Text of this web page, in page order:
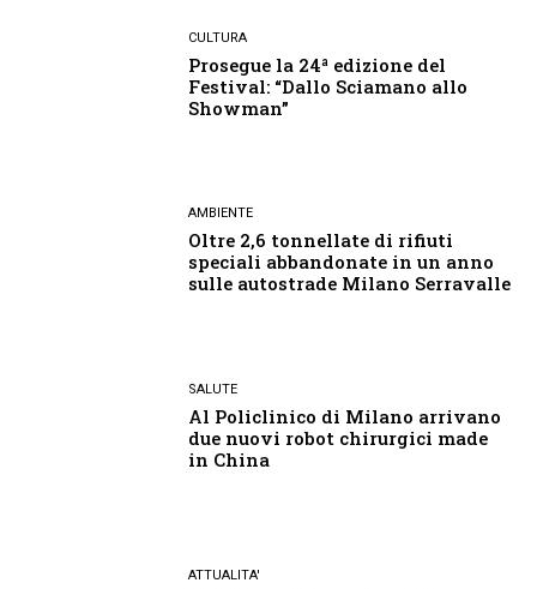
CULTURA
Prosegue la 24ª edizione del
Festival: “Dallo Sciamano allo
Showman”
AMBIENTE
Oltre 2,6 tonnellate di rifiuti
speciali abbandonate in un anno
sulle autostrade Milano Serravalle
SALUTE
Al Policlinico di Milano arrivano
due nuovi robot chirurgici made
in China
ATTUALITA'